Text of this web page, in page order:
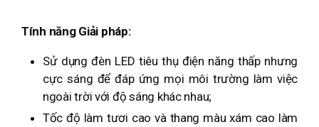
Tính năng Giải pháp:
Sử dụng đèn LED tiêu thụ điện năng thấp nhưng
cực sáng để đáp ứng mọi môi trường làm việc
ngoài trời với độ sáng khác nhau;
Tốc độ làm tươi cao và thang màu xám cao làm